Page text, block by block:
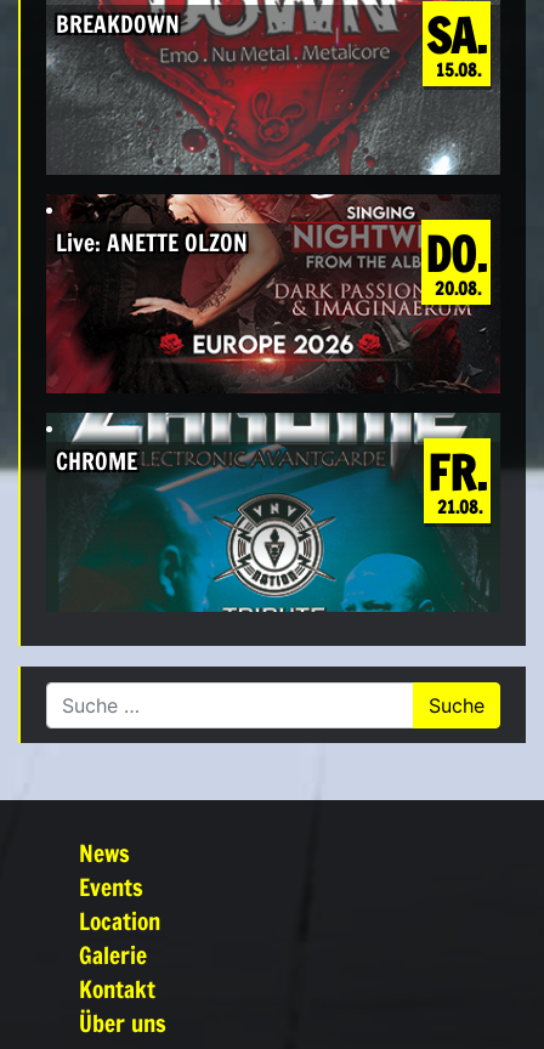
SA.
15.08.
BREAKDOWN
DO.
20.08.
Live: ANETTE OLZON
FR.
21.08.
CHROME
Suche nach:
News
Events
Location
Galerie
Kontakt
Über uns